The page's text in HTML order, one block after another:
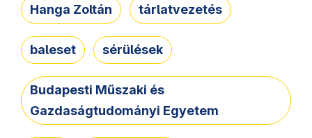
Hanga Zoltán tárlatvezetés
baleset sérülések
Budapesti Műszaki és
Gazdaságtudományi Egyetem